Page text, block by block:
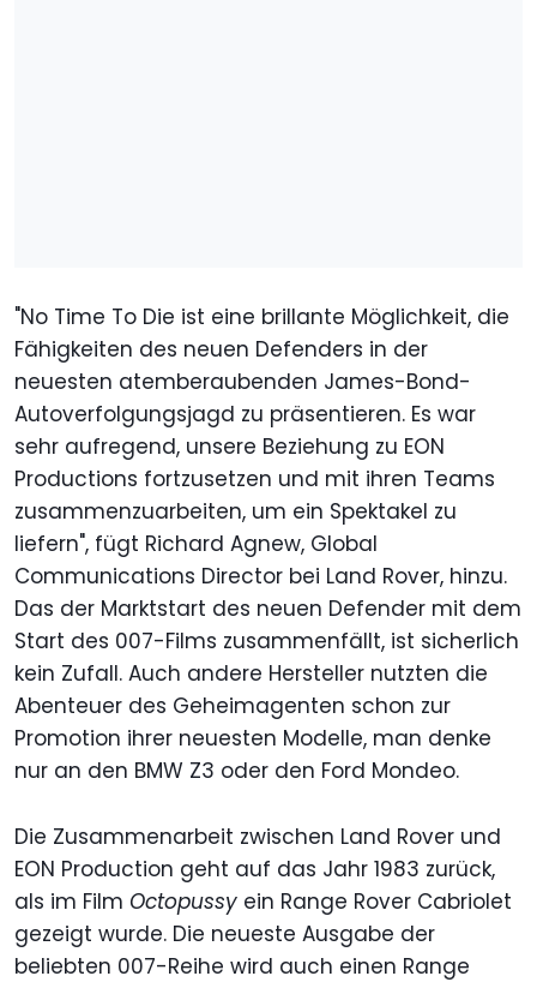
"No Time To Die ist eine brillante Möglichkeit, die
Fähigkeiten des neuen Defenders in der
neuesten atemberaubenden James-Bond-
Autoverfolgungsjagd zu präsentieren. Es war
sehr aufregend, unsere Beziehung zu EON
Productions fortzusetzen und mit ihren Teams
zusammenzuarbeiten, um ein Spektakel zu
liefern", fügt Richard Agnew, Global
Communications Director bei Land Rover, hinzu.
Das der Marktstart des neuen Defender mit dem
Start des 007-Films zusammenfällt, ist sicherlich
kein Zufall. Auch andere Hersteller nutzten die
Abenteuer des Geheimagenten schon zur
Promotion ihrer neuesten Modelle, man denke
nur an den BMW Z3 oder den Ford Mondeo.
Die Zusammenarbeit zwischen Land Rover und
EON Production geht auf das Jahr 1983 zurück,
als im Film Octopussy ein Range Rover Cabriolet
gezeigt wurde. Die neueste Ausgabe der
beliebten 007-Reihe wird auch einen Range